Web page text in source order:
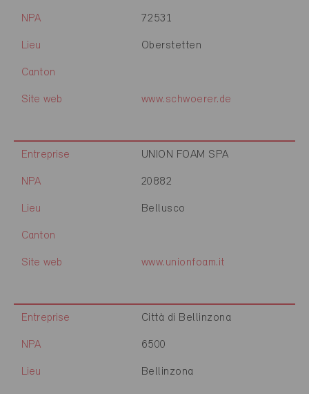
NPA 72531
Lieu Oberstetten
Canton
Site web www.schwoerer.de
Entreprise UNION FOAM SPA
NPA 20882
Lieu Bellusco
Canton
Site web www.unionfoam.it
Entreprise Città di Bellinzona
NPA 6500
Lieu Bellinzona